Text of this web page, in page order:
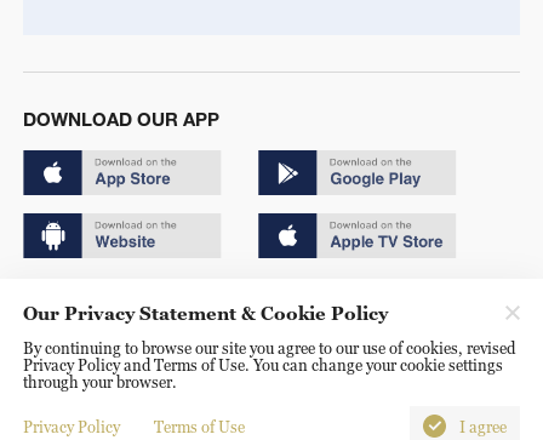
DOWNLOAD OUR APP
京ICP备20000184号
京公网安备 11010502050052号
Disinformation report hotline: 010-85061466
Our Privacy Statement & Cookie Policy
By continuing to browse our site you agree to our use of cookies, revised
Privacy Policy and Terms of Use. You can change your cookie settings
through your browser.
Privacy Policy Terms of Use I agree